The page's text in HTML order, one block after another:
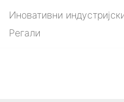
Иновативни
Регали